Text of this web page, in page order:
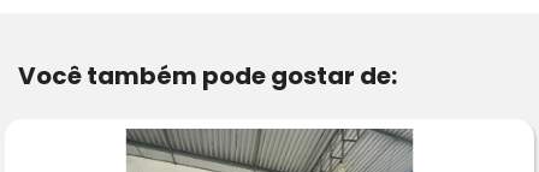
Você também pode gostar de: